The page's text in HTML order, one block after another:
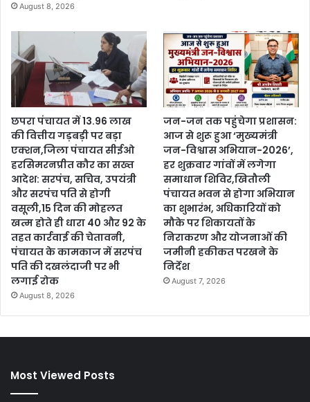
August 8, 2026
छपरा पंचायत में 13.96 लाख
की वित्तीय गड़बड़ी पर बड़ा
एक्शन,जिला पंचायत सीईओ
हरसिमरनप्रीत कौर का सख्त
आदेश: सरपंच, सचिव, उपयंत्री
और सरपंच पति से होगी
वसूली,15 दिन की मोहलत
खत्म होते ही धारा 40 और 92 के
तहत कार्रवाई की चेतावनी,
पंचायत के कामकाज में सरपंच
पति की दखलंदाजी पर भी
लगाई रोक
August 8, 2026
जन-जन तक पहुंचेगा प्रशासन:
आज से शुरू हुआ ‘मुख्यमंत्री
जन-विश्वास अभियान-2026’,
हर शुक्रवार गांवों में लगेगा
समाधान शिविर,खितौली
पंचायत भवन से होगा अभियान
का शुभारंभ, अधिकारियों को
मौके पर शिकायतों के
निराकरण और योजनाओं की
जमीनी हकीकत परखने के
निर्देश
August 7, 2026
Most Viewed Posts